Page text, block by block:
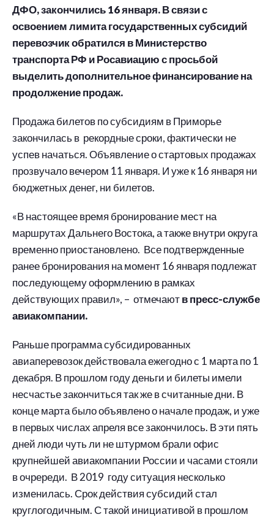
ДФО, закончились 16 января. В связи с
освоением лимита государственных субсидий
перевозчик обратился в Министерство
транспорта РФ и Росавиацию с просьбой
выделить дополнительное финансирование на
продолжение продаж.
Продажа билетов по субсидиям в Приморье
закончилась в рекордные сроки, фактически не
успев начаться. Объявление о стартовых продажах
прозвучало вечером 11 января. И уже к 16 января ни
бюджетных денег, ни билетов.
«В настоящее время бронирование мест на
маршрутах Дальнего Востока, а также внутри округа
временно приостановлено. Все подтвержденные
ранее бронирования на момент 16 января подлежат
последующему оформлению в рамках
действующих правил», – отмечаютв пресс-службе
авиакомпании.
Раньше программа субсидированных
авиаперевозок действовала ежегодно с 1 марта по 1
декабря. В прошлом году деньги и билеты имели
несчастье закончиться так же в считанные дни. В
конце марта было объявлено о начале продаж, и уже
в первых числах апреля все закончилось. В эти пять
дней люди чуть ли не штурмом брали офис
крупнейшей авиакомпании России и часами стояли
в очререди. В 2019 году ситуация несколько
изменилась. Срок действия субсидий стал
круглогодичным. С такой инициативой в прошлом